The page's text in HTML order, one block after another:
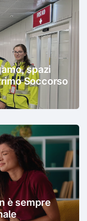
spazi
Soccorso
è sempre